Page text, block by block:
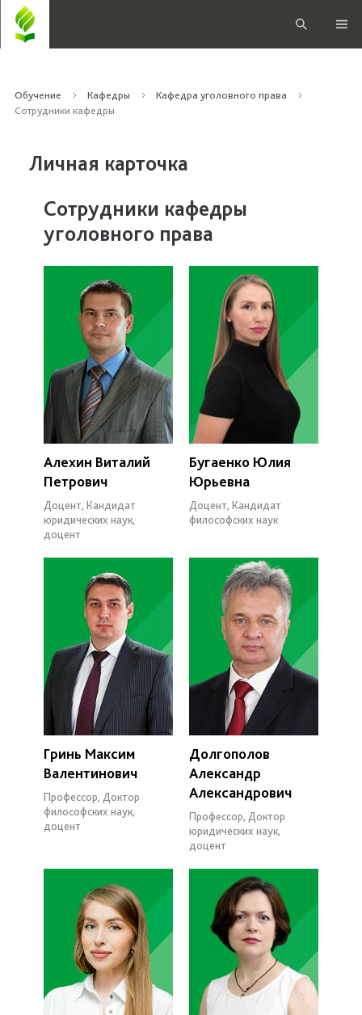
Обучение Кафедры
Кафедра уголовного права
Сотрудники кафедры
Личная карточка
Сотрудники кафедры
уголовного права
Алехин Виталий
Петрович
Доцент, Кандидат
юридических наук,
доцент
Бугаенко Юлия
Юрьевна
Доцент, Кандидат
философских наук
Гринь Максим
Валентинович
Профессор, Доктор
философских наук,
доцент
Долгополов
Александр
Александрович
Профессор, Доктор
юридических наук,
доцент